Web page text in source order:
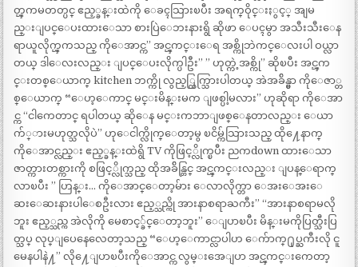
တ္ၾကမတတ္ပင္ ဧည့္ခန္းထဲကို ေခၚသြားၿပီး အရက္ဝိုင္းႏွင့္ အျမ
ည္းျပင္ေပးထားေသာ စားပြဲေဘးနားရွိ ဆိုဖာ ေပၚမွာ အသီးသီးေန
ရာယူလိုက္ၾကသည္ ကိုေအာင္က” အင္ၾကင္းေရ အစ္ကိုဘဲကင္ေလးပါ ဝယ္လာ
တယ္ ဒါေလးလည္း ျပင္ေပးလိုက္ပါဦး” ” ဟုတ္ကဲ့အစ္ကို” ဆိုၿပီး အင္ၾက
င္းတစ္ေယာက္ kitchen ဘက္ကို လွည့္ထြက္သြားပါတယ္ အဲအခ်ိန္မွာ ကိုေဇာ္တ
စ္ေယာက္ “ေဟ့ေကာင္ မင္းမိန္းမက ျဖစ္ပါ့မလား” ဟုဆိုရာ ကိုေအာ
င္က “ငါကေတာင္ ရပါတယ္ ဆိုေန မင္းကဘာျဖစ္ေနတာလည္း ေယာ
က်္ားမဟုတ္သလိုပဲ” ဟုေငါက္လိုက္ေတာ့မွ ၿငိမ္က်သြားသည္ ထို႔ေနာက္
ကိုေအာင္လည္း ဧည့္ခန္းထဲရွိ TV ကိုဖြင့္လိုက္ၿပီး ညကdown ထားေသာ
ဇာတ္ကားတစ္ကားကို စဖြင့္လိုက္သည္ ထိုအခ်ိန္တြင္ အင္ၾကင္းလည္း ျပန္ေရာက္
လာၿပီး ” ဟြန္း… ကိုေအာင္ေတာ့မ်ား ေလာလိုက္တာ ေအးေအးေ
ဆးေဆးနားပါေစဦးလား ဧည့္သည္ကို အားနာစရာႀကီး” “အားနာစရာမလို
ဘူး ဧည့္သည္က အဲလိုကို မေစာင့္ခ်င္ေတာ့ဘူး” ေျပာၿပီး မိန္းမကိုပြတ္သီးပြ
တ္သပ္ လုပ္ျပေနေလေတာ့သည္ “ေဟ့ေကာင္လာပါဟ ေက်ာက္႐ုပ္ႀကီးလို ငူ
မေနပါနဲ႔” လို႔ေျပာၿပီးကိုေအာင္က လွမ္းအေျပာ အင္ၾကင္းကေတာ့